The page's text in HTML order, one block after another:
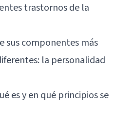
trastornos de la
sus componentes más
la personalidad
es y en qué principios se